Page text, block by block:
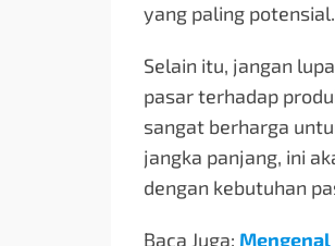
yang paling potensial.
Selain itu, jangan
pasar terhadap
sangat berharga
jangka panjang, ini
dengan kebutuhan
Baca Juga: Mengenal